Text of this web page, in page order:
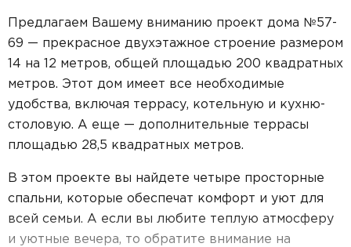
Предлагаем Вашему вниманию проект дома №57-
69 — прекрасное двухэтажное строение размером
14 на 12 метров, общей площадью 200 квадратных
метров. Этот дом имеет все необходимые
удобства, включая террасу, котельную и кухню-
столовую. А еще — дополнительные террасы
площадью 28,5 квадратных метров.
В этом проекте вы найдете четыре просторные
спальни, которые обеспечат комфорт и уют для
всей семьи. А если вы любите теплую атмосферу
и уютные вечера, то обратите внимание на